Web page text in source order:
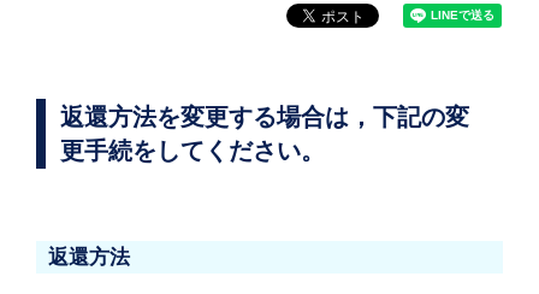
返還方法を変更する場合は，下記の変
更手続をしてください。
返還方法